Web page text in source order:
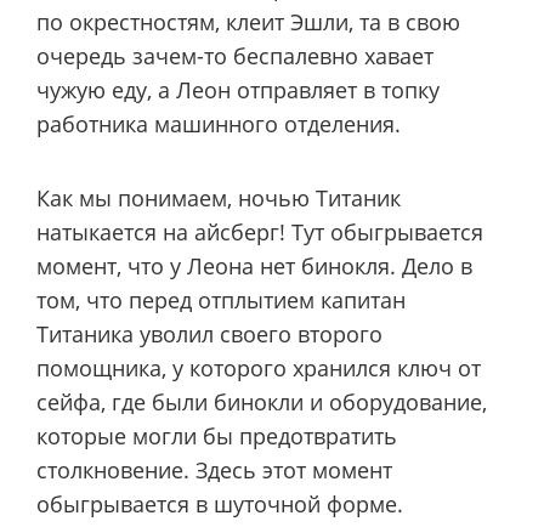
по окрестностям, клеит Эшли, та в свою
очередь зачем-то беспалевно хавает
чужую еду, а Леон отправляет в топку
работника машинного отделения.
Как мы понимаем, ночью Титаник
натыкается на айсберг! Тут обыгрывается
момент, что у Леона нет бинокля. Дело в
том, что перед отплытием капитан
Титаника уволил своего второго
помощника, у которого хранился ключ от
сейфа, где были бинокли и оборудование,
которые могли бы предотвратить
столкновение. Здесь этот момент
обыгрывается в шуточной форме.